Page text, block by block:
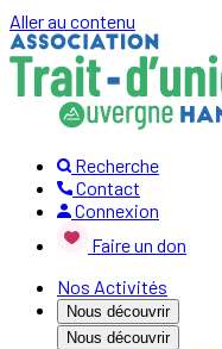
Aller au contenu
Recherche
Contact
Connexion
Faire un don
Nos Activités
Nous découvrir
Nous découvrir